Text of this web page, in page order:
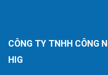
CÔNG TY TNHH CÔNG
HIG